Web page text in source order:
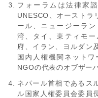
フォーラムは法律家
UNESCO、オーストラ
ール、ニュージーラ
湾、タイ、東ティモ
府、イラン、ヨルダン
国内人権機関ネット
NGOの代表のオブザー
ネパール首相であるス
ル国家人権委員会委員